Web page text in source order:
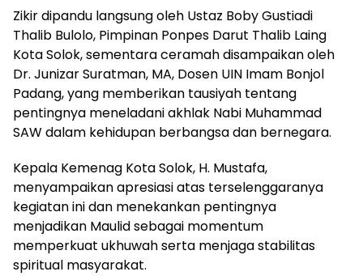
Zikir dipandu langsung oleh Ustaz Boby Gustiadi
Thalib Bulolo, Pimpinan Ponpes Darut Thalib Laing
Kota Solok, sementara ceramah disampaikan oleh
Dr. Junizar Suratman, MA, Dosen UIN Imam Bonjol
Padang, yang memberikan tausiyah tentang
pentingnya meneladani akhlak Nabi Muhammad
SAW dalam kehidupan berbangsa dan bernegara.
Kepala Kemenag Kota Solok, H. Mustafa,
menyampaikan apresiasi atas terselenggaranya
kegiatan ini dan menekankan pentingnya
menjadikan Maulid sebagai momentum
memperkuat ukhuwah serta menjaga stabilitas
spiritual masyarakat.